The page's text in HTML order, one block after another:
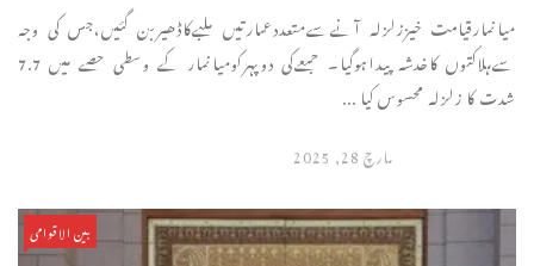
میانمارقیامت خیززلزلہ آنےسےمتعددعمارتیں ملبےکاڈھیربن گئیں،جس کی وجہ
سےہلاکتوں کاخدشہ پیداہوگیا۔ جمعےکی دوپہرکومیانمار کے وسطی حصے میں 7.7
شدت کا زلزلہ محسوس کیا ...
مارچ 28, 2025
بین الاقوامی